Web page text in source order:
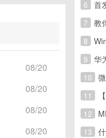
08/20
08/20
08/20
08/20
6
首
7
教
8
9
华
10
11
12
13